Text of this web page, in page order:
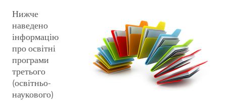
Нижче
наведено
інформацію
про освітні
програми
третього
(освітньо-
наукового)